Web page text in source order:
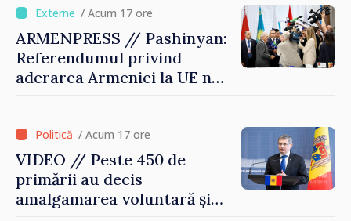
/ Acum 17 ore
ARMENPRESS // Pashinyan:
Referendumul privind
aderarea Armeniei la UE nu
/ Acum 17 ore
VIDEO // Peste 450 de
primării au decis
amalgamarea voluntară și